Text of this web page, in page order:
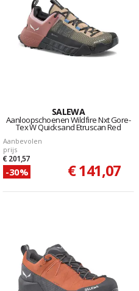
SALEWA
Aanloopschoenen Wildfire Nxt Gore-
Tex W Quicksand Etruscan Red
Aanbevolen
prijs
€ 201,57
-30% € 141,07